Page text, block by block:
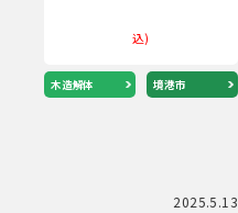
込)
木造解体 境港市
2025.5.13